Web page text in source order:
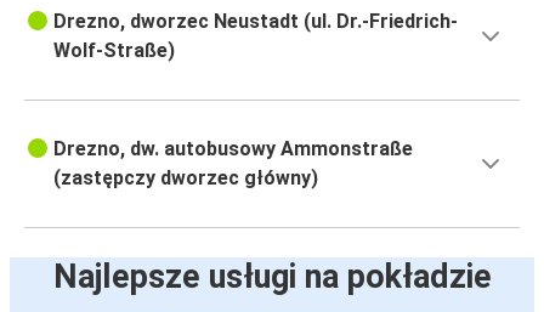
Drezno, dworzec Neustadt (ul. Dr.-Friedrich-
Wolf-Straße)
Drezno, dw. autobusowy Ammonstraße
(zastępczy dworzec główny)
Najlepsze usługi na pokładzie